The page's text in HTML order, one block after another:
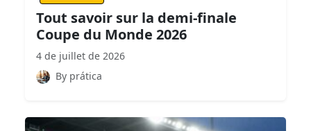
Tout savoir sur la demi-finale
Coupe du Monde 2026
4 de juillet de 2026
By prática